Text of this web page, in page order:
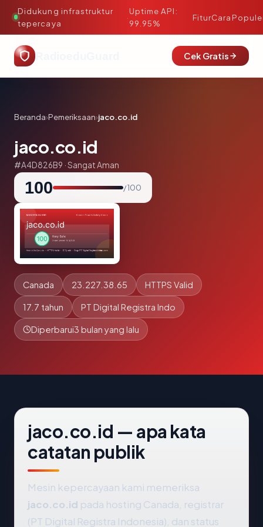
Didukung infrastruktur
tepercaya
·
Uptime API:
99.95%
FiturCara
Cek Gratis
Beranda›Pemeriksaan›jaco.co.id
jaco.co.id
#A4D826B9 · Sangat Aman
100 / 100
Canada 23.227.38.65 HTTPS Valid
17.7 tahun PT Digital Registra Indo
Diperbarui3 bulan yang lalu
jaco.co.id — apa kata
catatan publik
Mesin kepercayaan kami memeriksa
jaco.co.id pada hosting Canada, registrar
(PT Digital Registra Indonesia), dan status